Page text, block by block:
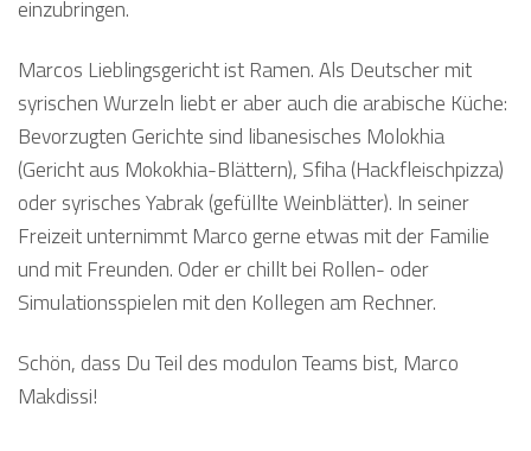
einzubringen.
Marcos Lieblingsgericht ist Ramen. Als Deutscher mit
syrischen Wurzeln liebt er aber auch die arabische Küche:
Bevorzugten Gerichte sind libanesisches Molokhia
(Gericht aus Mokokhia-Blättern), Sfiha (Hackfleischpizza)
oder syrisches Yabrak (gefüllte Weinblätter). In seiner
Freizeit unternimmt Marco gerne etwas mit der Familie
und mit Freunden. Oder er chillt bei Rollen- oder
Simulationsspielen mit den Kollegen am Rechner.
Schön, dass Du Teil des modulon Teams bist, Marco
Makdissi!